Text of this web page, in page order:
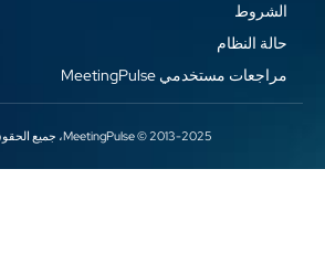
الشروط
حالة النظام
مراجعات مستخدمي MeetingPulse
2013-2025 © MeetingPulse، جميع الحقوق محفوظة.